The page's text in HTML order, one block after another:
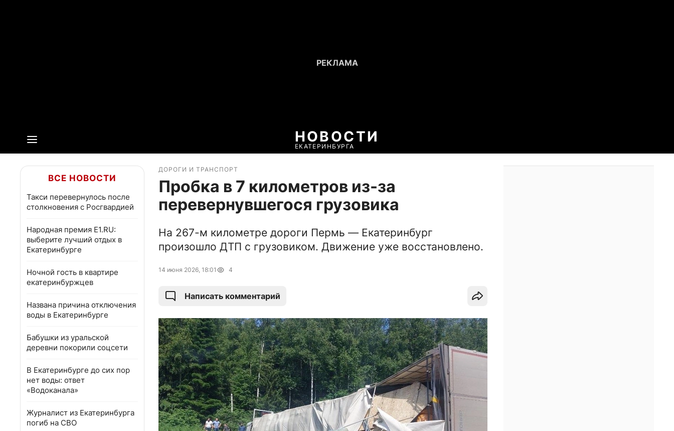
НОВОСТИ
ЕКАТЕРИНБУРГА
ВСЕ НОВОСТИ
Такси перевернулось после
столкновения с Росгвардией
Народная премия E1.RU:
выберите лучший отдых в
Екатеринбурге
Ночной гость в квартире
екатеринбуржцев
Названа причина отключения
воды в Екатеринбурге
Бабушки из уральской
деревни покорили соцсети
В Екатеринбурге до сих пор
нет воды: ответ
«Водоканала»
Журналист из Екатеринбурга
погиб на СВО
ДОРОГИ И ТРАНСПОРТ
Пробка в 7 километров из-за
перевернувшегося грузовика
На 267-м километре дороги Пермь — Екатеринбург
произошло ДТП с грузовиком. Движение уже восстановлено.
14 июня 2026, 18:01 4
Написать комментарий